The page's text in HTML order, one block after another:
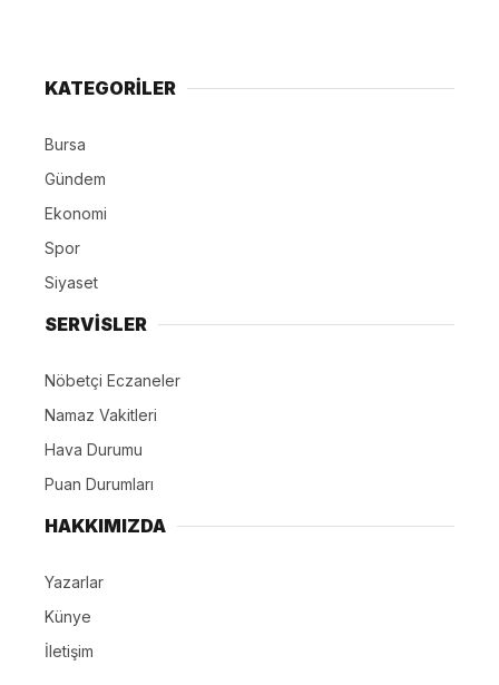
KATEGORİLER
Bursa
Gündem
Ekonomi
Spor
Siyaset
SERVİSLER
Nöbetçi Eczaneler
Namaz Vakitleri
Hava Durumu
Puan Durumları
HAKKIMIZDA
Yazarlar
Künye
İletişim